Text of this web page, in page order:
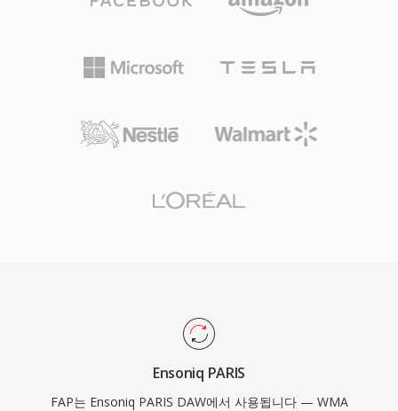
Ensoniq PARIS
FAP는 Ensoniq PARIS DAW에서 사용됩니다 — WMA